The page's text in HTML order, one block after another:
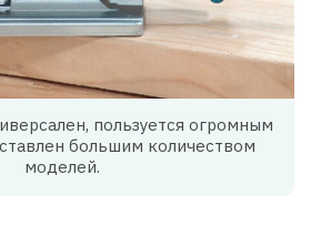
пользуется огромным
большим количеством
моделей.